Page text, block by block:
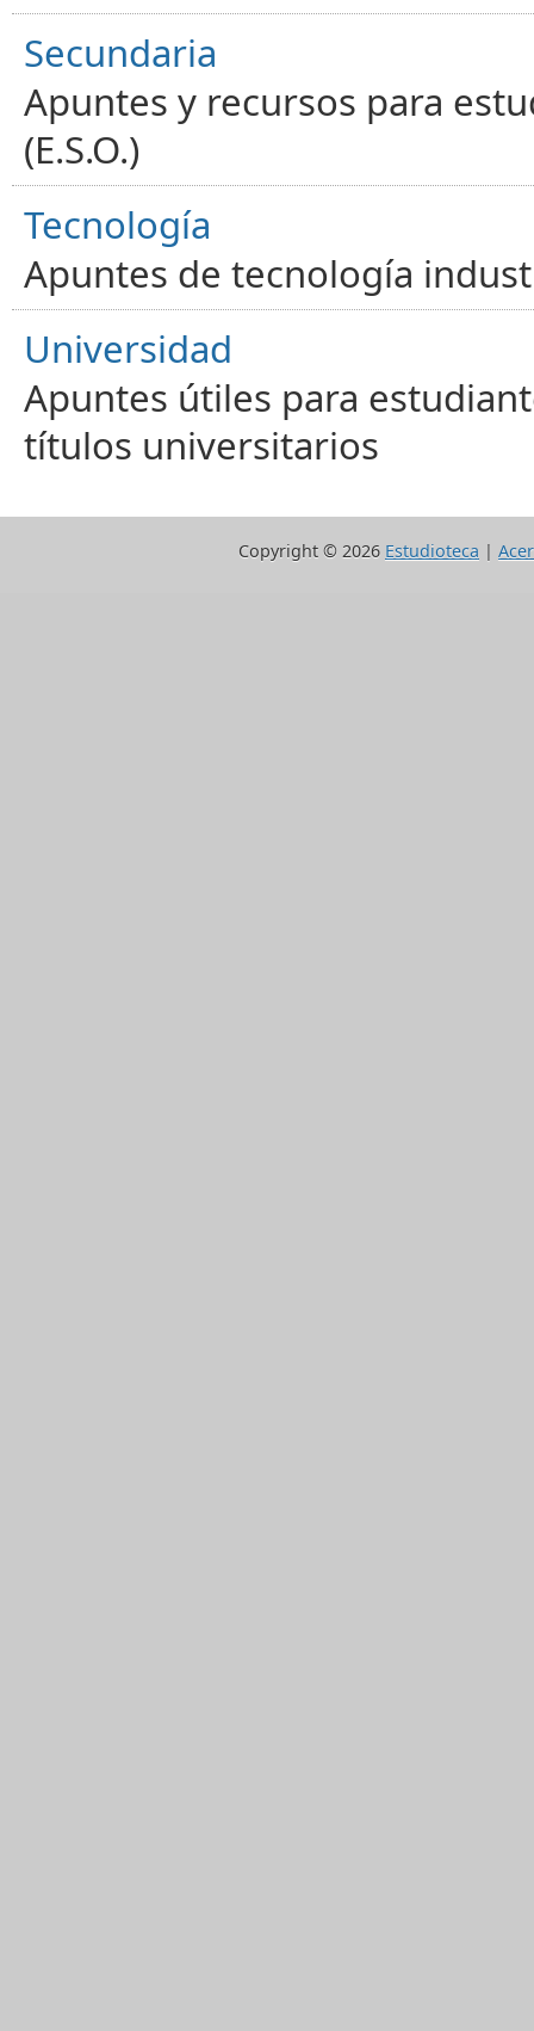
Secundaria
Apuntes y recursos para
(E.S.O.)
Tecnología
Apuntes de tecnología
Universidad
Apuntes útiles para
títulos universitarios
Copyright © 2026 Estudioteca |